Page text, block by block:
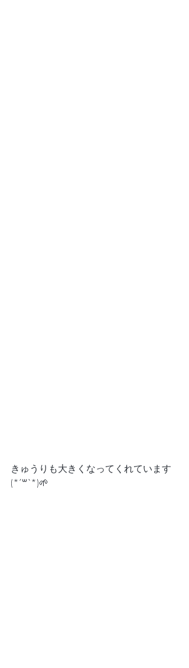
きゅうりも大きくなってくれています
(*´꒳`*)🌱